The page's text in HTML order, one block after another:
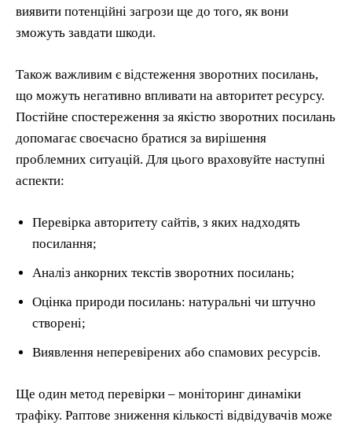
виявити потенційні загрози ще до того, як вони
зможуть завдати шкоди.
Також важливим є відстеження зворотних посилань,
що можуть негативно впливати на авторитет ресурсу.
Постійне спостереження за якістю зворотних посилань
допомагає своєчасно братися за вирішення
проблемних ситуацій. Для цього враховуйте наступні
аспекти:
Перевірка авторитету сайтів, з яких надходять
посилання;
Аналіз анкорних текстів зворотних посилань;
Оцінка природи посилань: натуральні чи штучно
створені;
Виявлення неперевірених або спамових ресурсів.
Ще один метод перевірки – моніторинг динаміки
трафіку. Раптове зниження кількості відвідувачів може